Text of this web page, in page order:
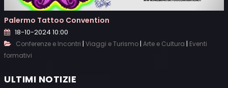
Palermo Tattoo Convention
18-10-2024 10:00
Conferenze e Incontri | Viaggi e Turismo | Arte e Cultura | Eventi
formativi
ULTIMI NOTIZIE